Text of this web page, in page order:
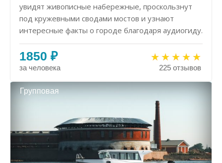
увидят живописные набережные, проскользнут
под кружевными сводами мостов и узнают
интересные факты о городе благодаря аудиогиду.
1850 ₽
за человека 225 отзывов
Групповая